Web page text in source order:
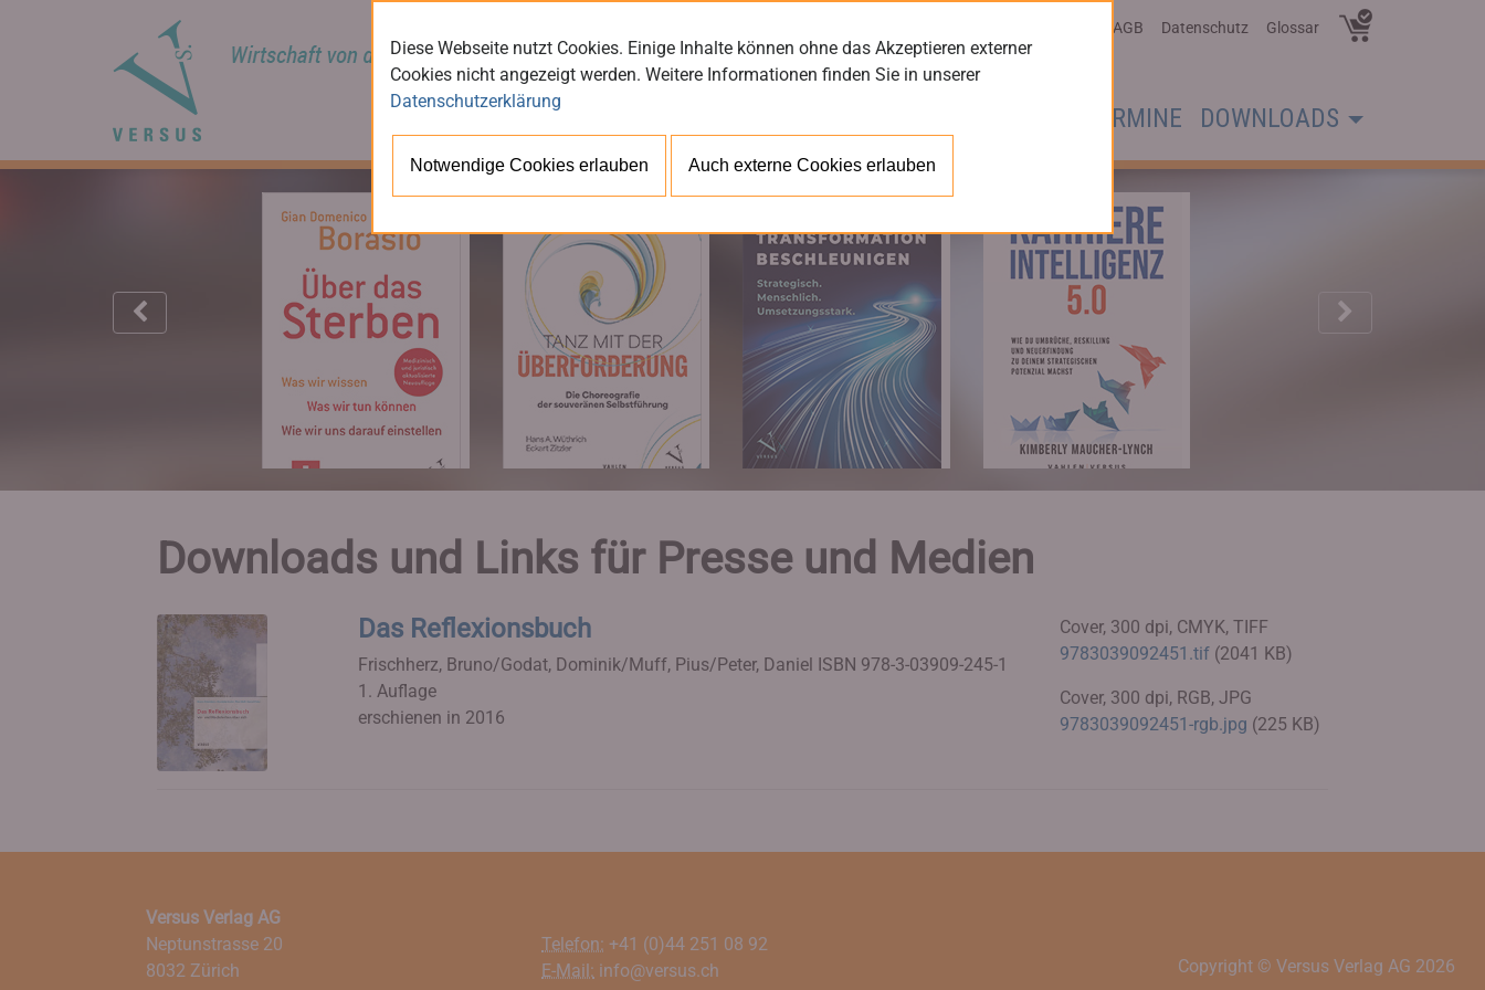
AGB Datenschutz Glossar
TERMINE DOWNLOADS
Downloads und Links für Presse und Medien
Das Reflexionsbuch
Frischherz, Bruno/Godat, Dominik/Muff, Pius/Peter, Daniel ISBN 978-3-03909-245-1
1. Auflage
erschienen in 2016
Cover, 300 dpi, CMYK, TIFF
9783039092451.tif (2041 KB)
Cover, 300 dpi, RGB, JPG
9783039092451-rgb.jpg (225 KB)
Versus Verlag AG
Neptunstrasse 20
8032 Zürich
Telefon: +41 (0)44 251 08 92
E-Mail: info@versus.ch Copyright © Versus Verlag AG 2026
Diese Webseite nutzt Cookies. Einige Inhalte können ohne das Akzeptieren externer
Cookies nicht angezeigt werden. Weitere Informationen finden Sie in unserer
Datenschutzerklärung
Notwendige Cookies erlauben Auch externe Cookies erlauben